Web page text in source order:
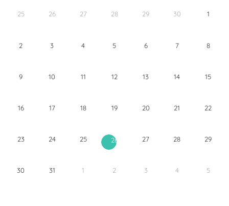
25 26 27 28 29 30 1
2 3 4 5 6 7 8
9 10 11 12 13 14 15
16 17 18 19 20 21 22
23 24 25 26 27 28 29
30 31 1 2 3 4 5